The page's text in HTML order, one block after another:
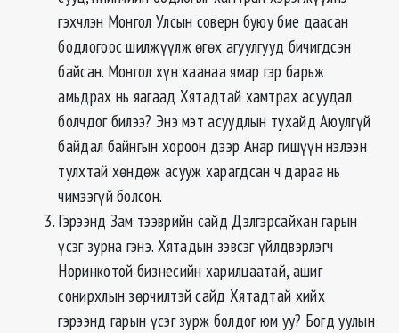
гэхчлэн Монгол Улсын соверн буюу бие даасан
бодлогоос шилжүүлж өгөх агуулгууд бичигдсэн
байсан. Монгол хүн хаанаа ямар гэр барьж
амьдрах нь яагаад Хятадтай хамтрах асуудал
болчдог билээ? Энэ мэт асуудлын тухайд Аюулгүй
байдал байнгын хороон дээр Анар гишүүн нэлээн
тулхтай хөндөж асууж харагдсан ч дараа нь
чимээгүй болсон.
Гэрээнд Зам тээврийн сайд Дэлгэрсайхан гарын
үсэг зурна гэнэ. Хятадын зэвсэг үйлдвэрлэгч
Норинкотой бизнесийн харилцаатай, ашиг
сонирхлын зөрчилтэй сайд Хятадтай хийх
гэрээнд гарын үсэг зурж болдог юм уу? Богд уулын